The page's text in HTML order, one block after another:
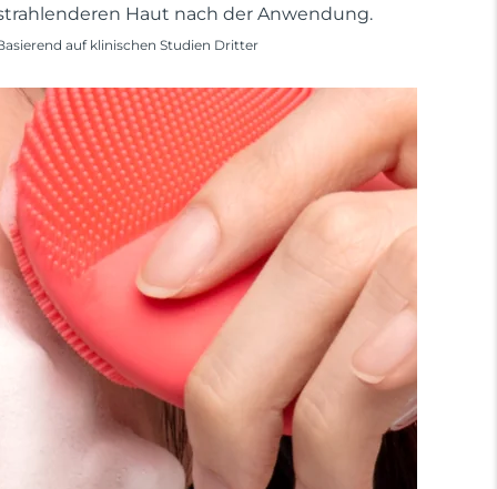
Haut nach der Anwendung.
auf klinischen Studien Dritter